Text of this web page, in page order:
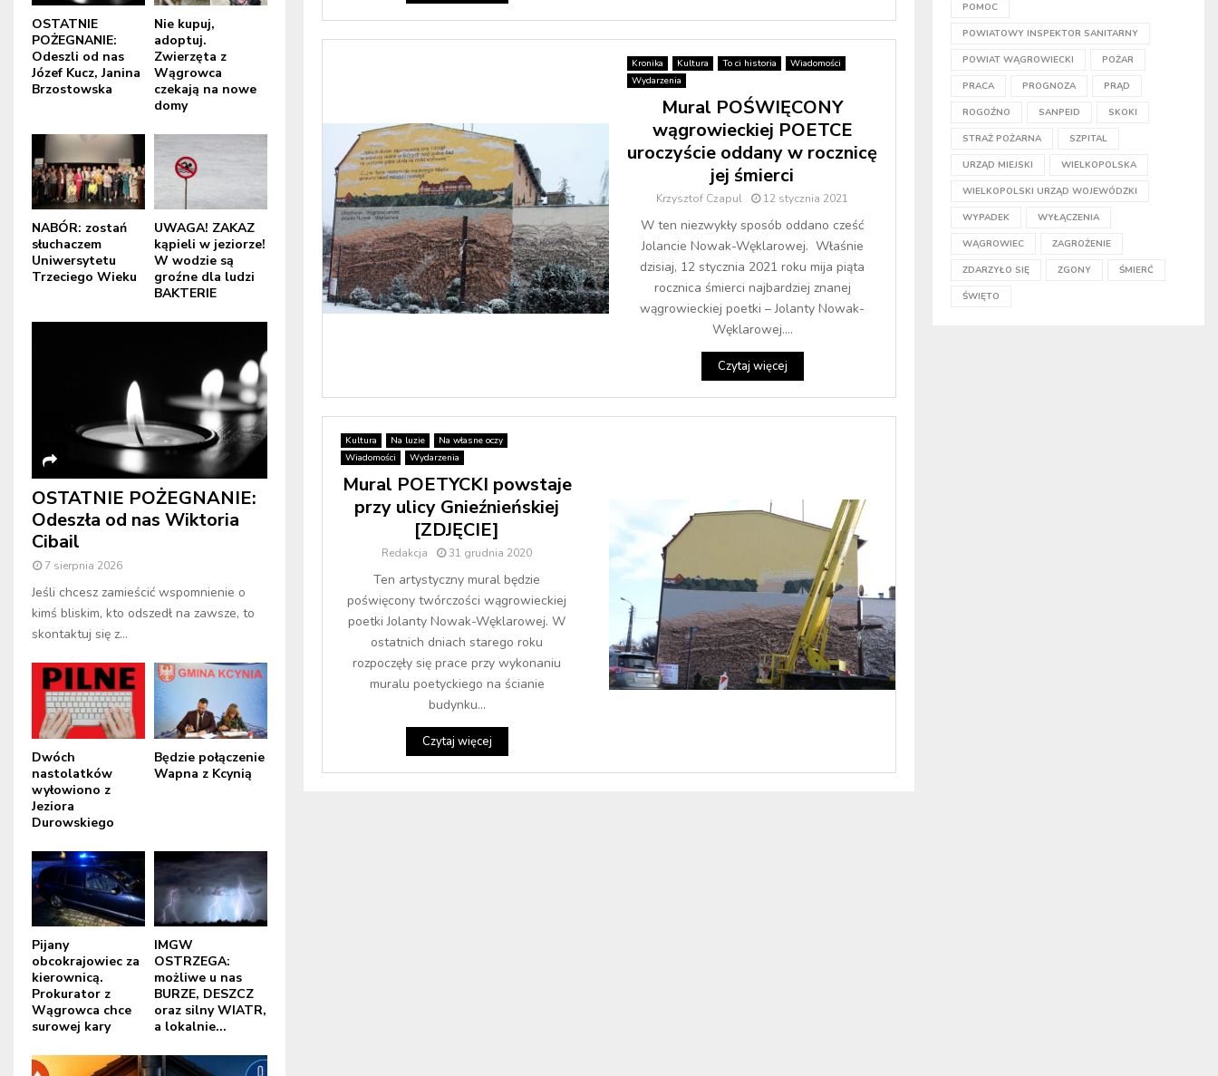
Kronika Kultura To ci historia
Wiadomości
Wydarzenia
Mural POŚWIĘCONY
wągrowieckiej POETCE
uroczyście oddany w rocznicę
jej śmierci
Krzysztof Czapul 12 stycznia 2021
W ten niezwykły sposób oddano cześć
Jolancie Nowak-Węklarowej. Właśnie
dzisiaj, 12 stycznia 2021 roku mija piąta
rocznica śmierci najbardziej znanej
wągrowieckiej poetki – Jolanty Nowak-
Węklarowej....
Czytaj więcej
Kultura Na luzie
Na własne oczy
Wiadomości
Wydarzenia
Mural POETYCKI powstaje
przy ulicy Gnieźnieńskiej
[ZDJĘCIE]
Redakcja 31 grudnia 2020
Ten artystyczny mural będzie
poświęcony twórczości wągrowieckiej
poetki Jolanty Nowak-Węklarowej. W
ostatnich dniach starego roku
rozpoczęły się prace przy wykonaniu
muralu poetyckiego na ścianie
budynku...
Czytaj więcej
OSTATNIE
POŻEGNANIE:
Odeszli od nas
Józef Kucz, Janina
Brzostowska
Nie kupuj,
adoptuj.
Zwierzęta z
Wągrowca
czekają na nowe
domy
NABÓR: zostań
słuchaczem
Uniwersytetu
Trzeciego Wieku
UWAGA! ZAKAZ
kąpieli w jeziorze!
W wodzie są
groźne dla ludzi
BAKTERIE
OSTATNIE POŻEGNANIE:
Odeszła od nas Wiktoria
Cibail
7 sierpnia 2026
Jeśli chcesz zamieścić wspomnienie o
kimś bliskim, kto odszedł na zawsze, to
skontaktuj się z...
Dwóch
nastolatków
wyłowiono z
Jeziora
Durowskiego
Będzie połączenie
Wapna z Kcynią
Pijany
obcokrajowiec za
kierownicą.
Prokurator z
Wągrowca chce
surowej kary
IMGW
OSTRZEGA:
możliwe u nas
BURZE, DESZCZ
oraz silny WIATR,
a lokalnie...
POMOC
POWIATOWY INSPEKTOR SANITARNY
POWIAT WĄGROWIECKI POŻAR
PRACA PROGNOZA PRĄD
ROGOŹNO SANPEID SKOKI
STRAŻ POŻARNA SZPITAL
URZĄD MIEJSKI WIELKOPOLSKA
WIELKOPOLSKI URZĄD WOJEWÓDZKI
WYPADEK WYŁĄCZENIA
WĄGROWIEC ZAGROŻENIE
ZDARZYŁO SIĘ ZGONY ŚMIERĆ
ŚWIĘTO